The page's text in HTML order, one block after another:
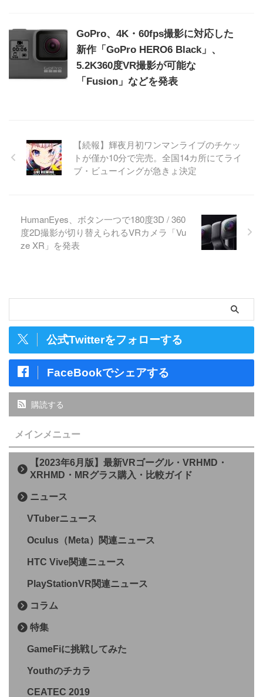
GoPro、4K・60fps撮影に対応した
新作「GoPro HERO6 Black」、
5.2K360度VR撮影が可能な
「Fusion」などを発表
【続報】輝夜月初ワンマンライブのチケッ
トが僅か10分で完売。全国14カ所にてライ
ブ・ビューイングが急きょ決定
HumanEyes、ボタン一つで180度3D / 360
度2D撮影が切り替えられるVRカメラ「Vu
ze XR」を発表
公式Twitterをフォローする
FaceBookでシェアする
購読する
メインメニュー
【2023年6月版】最新VRゴーグル・VRHMD・
XRHMD・MRグラス購入・比較ガイド
ニュース
VTuberニュース
Oculus（Meta）関連ニュース
HTC Vive関連ニュース
PlayStationVR関連ニュース
コラム
特集
GameFiに挑戦してみた
Youthのチカラ
CEATEC 2019